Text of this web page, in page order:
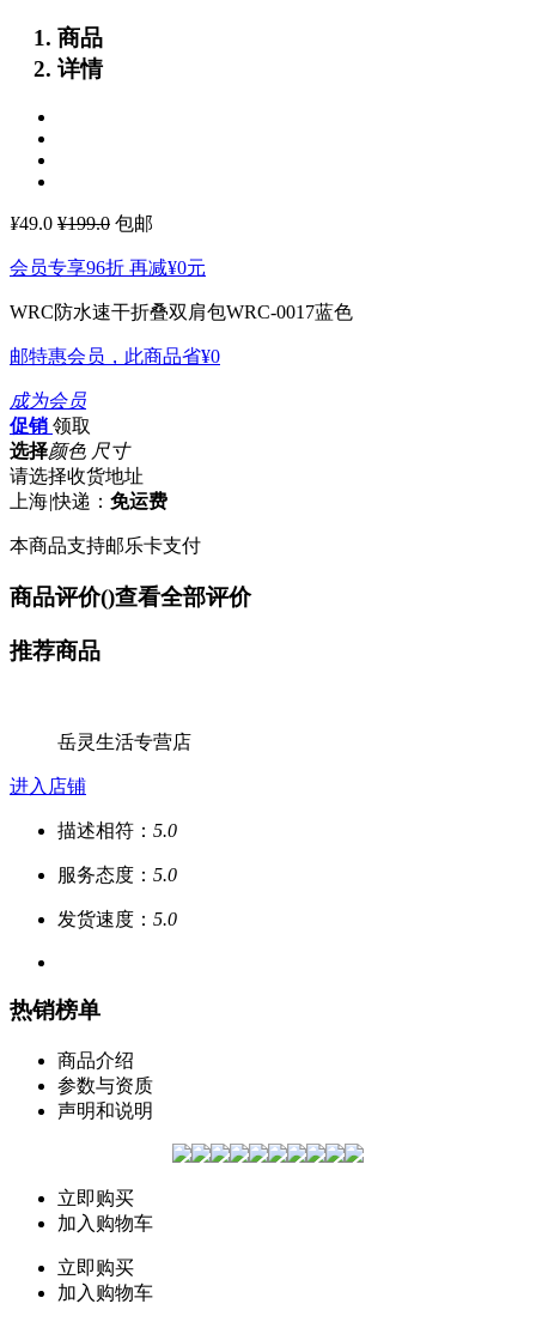
商品
详情
¥49.0 ¥199.0 包邮
会员专享96折 再减¥0元
WRC防水速干折叠双肩包WRC-0017蓝色
邮特惠会员，此商品省¥0
成为会员
促销 领取
选择颜色 尺寸
请选择收货地址
上海|快递： 免运费
本商品支持邮乐卡支付
商品评价()查看全部评价
推荐商品
岳灵生活专营店
进入店铺
描述相符： 5.0
服务态度： 5.0
发货速度： 5.0
热销榜单
商品介绍
参数与资质
声明和说明
立即购买
加入购物车
立即购买
加入购物车